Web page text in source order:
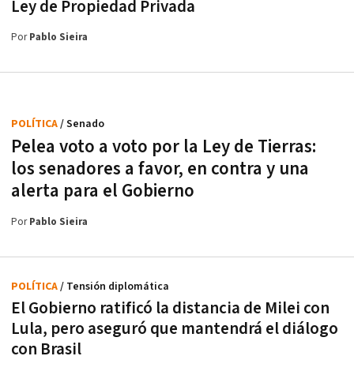
Ley de Propiedad Privada
PorPablo Sieira
Pelea voto a voto por la Ley de Tierras:
los senadores a favor, en contra y una
alerta para el Gobierno
POLÍTICA/ Senado
PorPablo Sieira
El Gobierno ratificó la distancia de Milei con
Lula, pero aseguró que mantendrá el diálogo
con Brasil
POLÍTICA/ Tensión diplomática